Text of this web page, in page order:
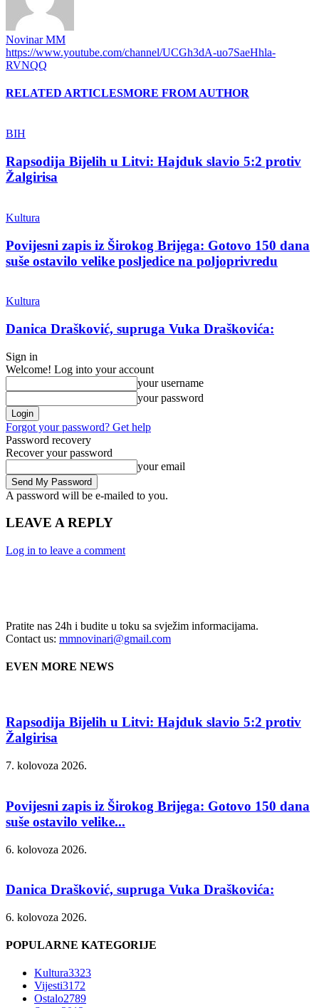
Novinar MM
https://www.youtube.com/channel/UCGh3dA-uo7SaeHhla-
RVNQQ
RELATED ARTICLESMORE FROM AUTHOR
BIH
Rapsodija Bijelih u Litvi: Hajduk slavio 5:2 protiv
Žalgirisa
Kultura
Povijesni zapis iz Širokog Brijega: Gotovo 150 dana
suše ostavilo velike posljedice na poljoprivredu
Kultura
Danica Drašković, supruga Vuka Draškovića:
Sign in
Welcome! Log into your account
your username
your password
Forgot your password? Get help
Password recovery
Recover your password
your email
A password will be e-mailed to you.
LEAVE A REPLY
Log in to leave a comment
Pratite nas 24h i budite u toku sa svježim informacijama.
Contact us: mmnovinari@gmail.com
EVEN MORE NEWS
Rapsodija Bijelih u Litvi: Hajduk slavio 5:2 protiv
Žalgirisa
7. kolovoza 2026.
Povijesni zapis iz Širokog Brijega: Gotovo 150 dana
suše ostavilo velike...
6. kolovoza 2026.
Danica Drašković, supruga Vuka Draškovića:
6. kolovoza 2026.
POPULARNE KATEGORIJE
Kultura3323
Vijesti3172
Ostalo2789